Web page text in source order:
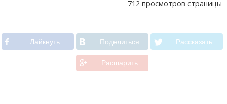
712 просмотров страницы
Лайкнуть Поделиться Рассказать
Расшарить